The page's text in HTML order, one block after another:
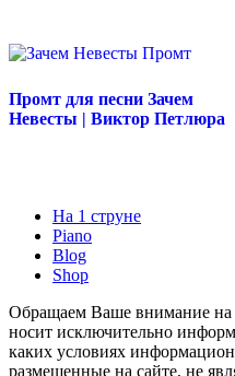
Промт для песни Зачем
Невесты | Виктор Петлюра
На 1 струне
Piano
Blog
Shop
Обращаем Ваше внимание на
носит исключительно
каких условиях
размещенные на сайте, не